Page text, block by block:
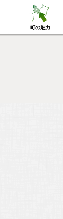
町の魅力